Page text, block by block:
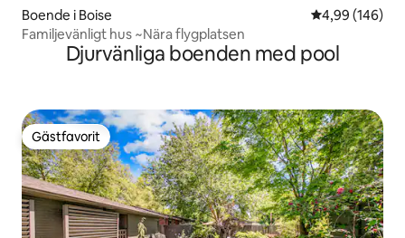
Boende i Boise 4,99 av 5 i
4,99 (146)
Familjevänligt hus ~Nära flygplatsen
Djurvänliga boenden med pool
Gästfavorit
Gästfavorit